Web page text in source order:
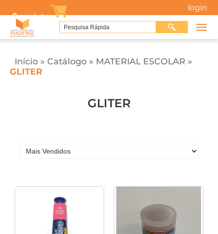
0produto
login
Início » Catálogo » MATERIAL ESCOLAR »
GLITER
GLITER